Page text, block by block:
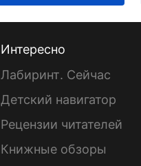
Интересно
Лабиринт. Сейчас
Детский навигатор
Рецензии читателей
Книжные обзоры